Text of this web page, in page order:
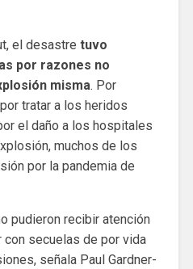
el desastre tuvo
por razones no
misma. Por
tratar a los heridos
el daño a los hospitales
muchos de los
por la pandemia de
pudieron recibir atención
con secuelas de por vida
señala Paul Gardner-